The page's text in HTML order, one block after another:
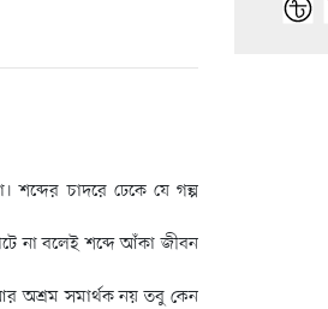
শব্দের চাদরে ঢেকে যে গল্প
না বলেই শব্দে আঁকা জীবন
অশ্রম সমার্থক নয় তবু কেন